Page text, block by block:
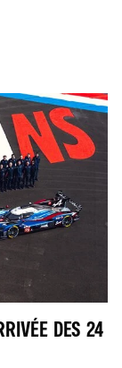
DES 24